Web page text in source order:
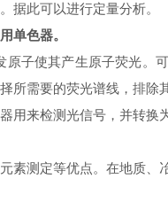
此可以进行定量分析。
单色器。
使其产生原子荧光。
需要的荧光谱线，排除
来检测光信号，并转换
测定等优点。在地质、